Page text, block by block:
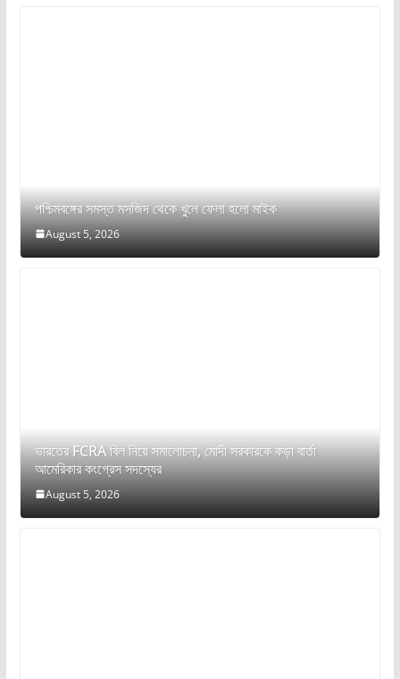
পশ্চিমবঙ্গের সমস্ত মসজিদ থেকে খুলে ফেলা হলো মাইক
August 5, 2026
ভারতের FCRA বিল নিয়ে সমালোচনা, মোদী সরকারকে কড়া বার্তা
আমেরিকার কংগ্রেস সদস্যের
August 5, 2026